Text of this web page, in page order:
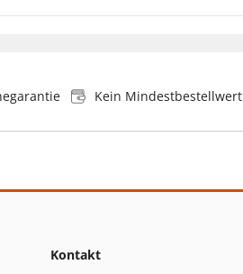
Kein Mindestbestellwert
Kontakt